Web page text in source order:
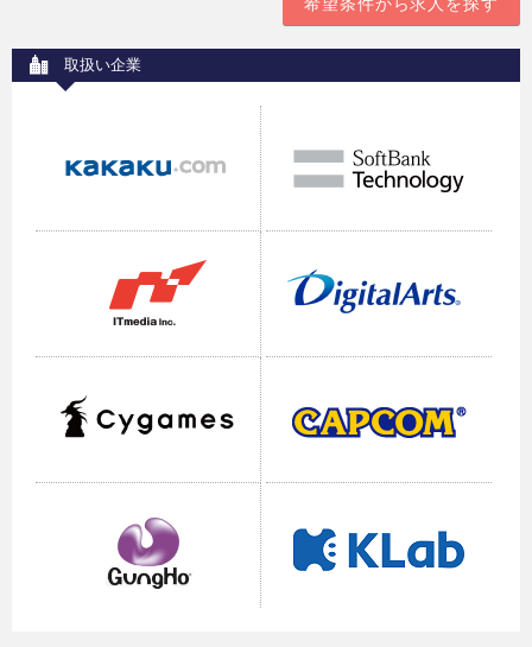
希望条件から求人を探す
取扱い企業